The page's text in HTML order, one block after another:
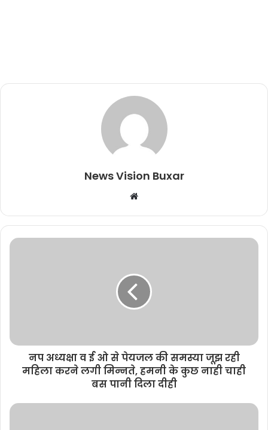
News Vision Buxar
b
s
e
नप अध्यक्षा व ई ओ से पेयजल की समस्या जूझ रही
महिला करने लगी मिन्नते, हमनी के कुछ नाही चाही
बस पानी दिला दीही